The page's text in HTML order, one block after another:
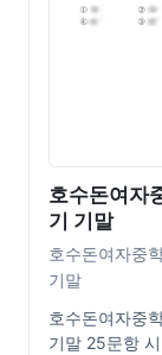
호수돈여자
기 기말
호수돈여자중
기말
호수돈여자중
기말 25문항